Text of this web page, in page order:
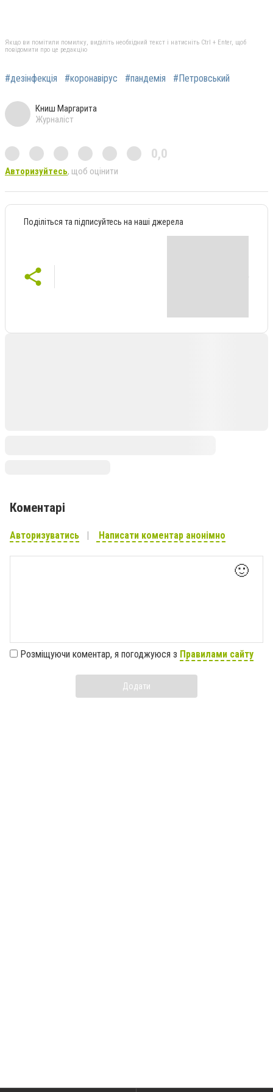
Якщо ви помітили помилку, виділіть необхідний текст і натисніть Ctrl + Enter, щоб
повідомити про це редакцію
#дезінфекція #коронавірус #пандемія #Петровський
Книш Маргарита
Журналіст
0,0
Авторизуйтесь, щоб оцінити
Поділіться та підписуйтесь на наші джерела
Коментарі
Авторизуватись Написати коментар анонімно
🙂
Розміщуючи коментар, я погоджуюся з Правилами сайту
Додати